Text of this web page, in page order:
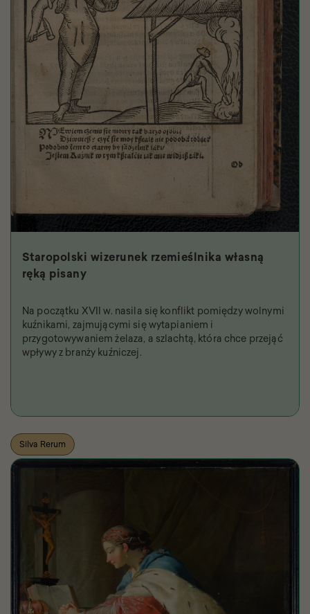
Staropolski wizerunek rzemieślnika własną
ręką pisany
Na początku XVII w. nasila się konflikt pomiędzy wolnymi
kuźnikami, zajmującymi się wytapianiem i
przygotowywaniem żelaza, a szlachtą, która chce przejąć
wpływy z branży kuźniczej.
Silva Rerum